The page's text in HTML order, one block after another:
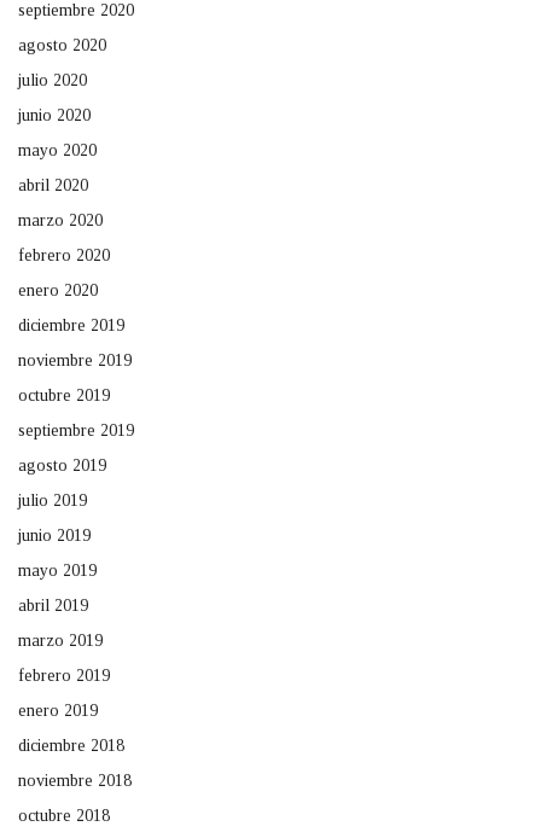
septiembre 2020
agosto 2020
julio 2020
junio 2020
mayo 2020
abril 2020
marzo 2020
febrero 2020
enero 2020
diciembre 2019
noviembre 2019
octubre 2019
septiembre 2019
agosto 2019
julio 2019
junio 2019
mayo 2019
abril 2019
marzo 2019
febrero 2019
enero 2019
diciembre 2018
noviembre 2018
octubre 2018